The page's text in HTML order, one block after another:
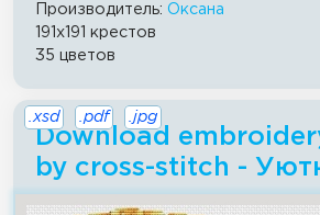
Производитель: Оксана
191x191 крестов
35 цветов
Download
by cross-stitch -
.xsd .pdf .jpg